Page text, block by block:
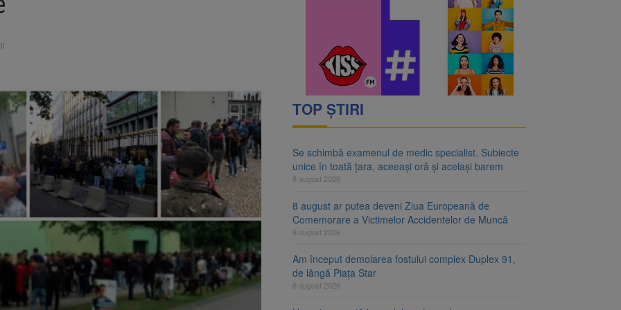
pe DN1E Brașov – Poiana Brașov după un accident. Două persoane primesc îngrijiri
TOP ȘTIRI
Se schimbă examenul de medic specialist. Subiecte
unice în toată țara, aceeași oră și același barem
8 august 2026
8 august ar putea deveni Ziua Europeană de
Comemorare a Victimelor Accidentelor de Muncă
8 august 2026
Am început demolarea fostului complex Duplex 91,
de lângă Piața Star
8 august 2026